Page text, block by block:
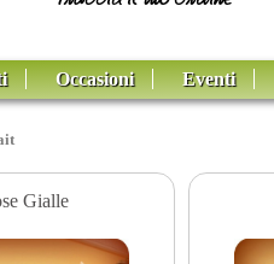
Occasioni Eventi
Gialle